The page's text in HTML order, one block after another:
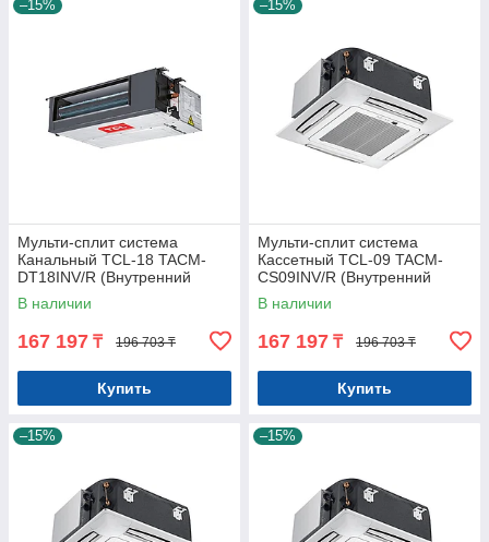
–15%
Мульти-сплит система
Канальный TCL-18 TACM-
DT18INV/R (Внутренний
блок)
В наличии
167 197 ₸ 196 703 ₸
Купить
–15%
Мульти-сплит система
Кассетный TCL-09 TACM-
CS09INV/R (Внутренний
блок)
В наличии
167 197 ₸ 196 703 ₸
Купить
–15% –15%